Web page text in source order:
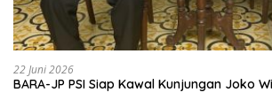
22 Juni 2026
BARA-JP PSI Siap Kawal Kunjungan Joko